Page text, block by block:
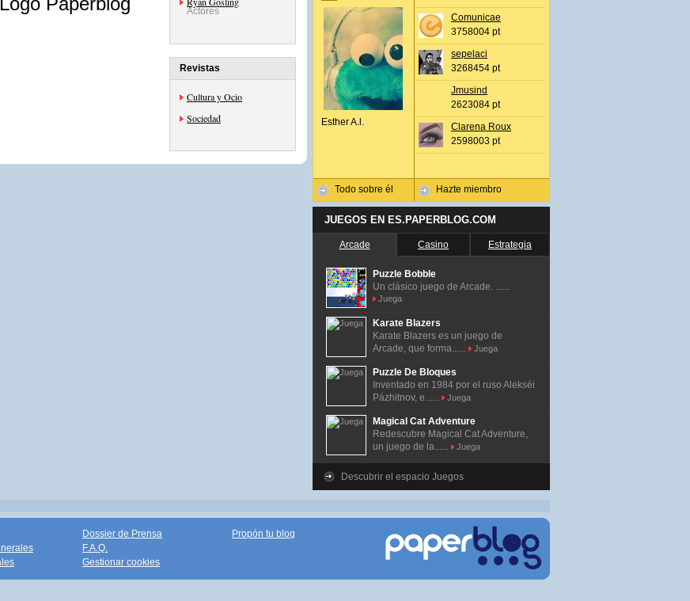
Actores
Revistas
Cultura y Ocio
Sociedad
Esther A.l.
Todo sobre él
Comunicae
3758004 pt
sepelaci
3268454 pt
Jmusind
2623084 pt
Clarena Roux
2598003 pt
Hazte miembro
JUEGOS EN ES.PAPERBLOG.COM
Arcade Casino Estrategia
Puzzle Bobble
Un clásico juego de Arcade. ......
Juega
Karate Blazers
Karate Blazers es un juego de
Arcade, que forma......
Juega
Puzzle De Bloques
Inventado en 1984 por el ruso Alekséi
Pázhitnov, e......
Juega
Magical Cat Adventure
Redescubre Magical Cat Adventure,
un juego de la......
Juega
Descubrir el espacio Juegos
Dossier de Prensa
F.A.Q.
Gestionar cookies
Propón tu blog